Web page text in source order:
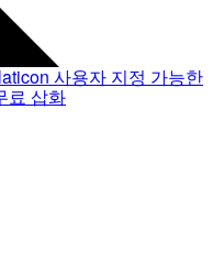
사용자 지정 가능한
료 삽화